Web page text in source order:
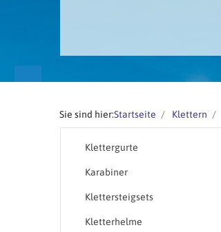
Sie sind hier:Startseite Klettern
Klettergurte
Karabiner
Klettersteigsets
Kletterhelme